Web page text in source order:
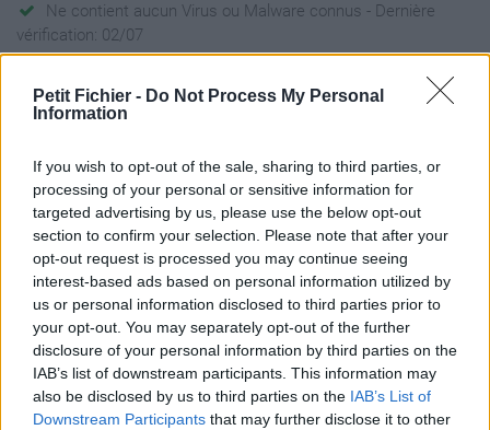
Petit Fichier - Do Not Process My Personal
Information
If you wish to opt-out of the sale, sharing to third parties, or
processing of your personal or sensitive information for
targeted advertising by us, please use the below opt-out
section to confirm your selection. Please note that after your
opt-out request is processed you may continue seeing
interest-based ads based on personal information utilized by
us or personal information disclosed to third parties prior to
your opt-out. You may separately opt-out of the further
disclosure of your personal information by third parties on the
IAB’s list of downstream participants. This information may
also be disclosed by us to third parties on the IAB’s List of
Downstream Participants that may further disclose it to other
Ne contient aucun Virus ou Malware connus - Dernière
vérification: 02/07
La présente page de téléchargement a été vue 668 fois depuis
l'envoi du fichier
https://www.petit-fichier.fr/2017/12/13/convention-et-
evaluation-de-stage-saujon/
Copier
Partager le fichier convention et
évaluation de stage SAUJON.pdf
sur le Web et les réseaux
sociaux: